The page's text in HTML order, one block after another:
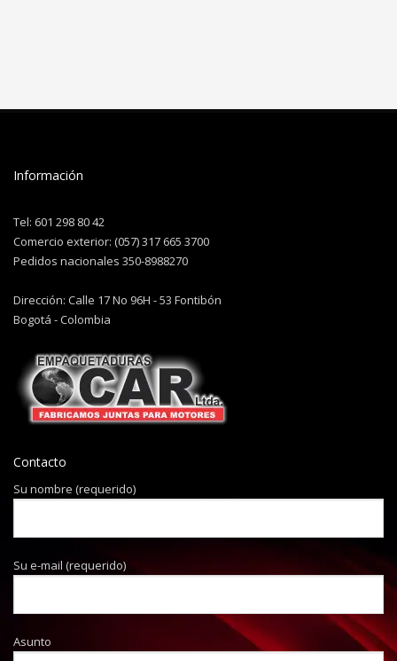
Información
Tel: 601 298 80 42
Comercio exterior: (057) 317 665 3700
Pedidos nacionales 350-8988270
Dirección: Calle 17 No 96H - 53 Fontibón
Bogotá - Colombia
Contacto
Su nombre (requerido)
Su e-mail (requerido)
Asunto